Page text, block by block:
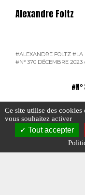
Alexandre Foltz
#ALEXANDRE FOLTZ #LA
#N° 370 DÉCEMBRE 2023
#N°
Ce site utilise des
vous souhaitez activer
Tout accepter